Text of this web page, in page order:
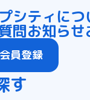
シティにつ
問お知らせ
会員登録
す